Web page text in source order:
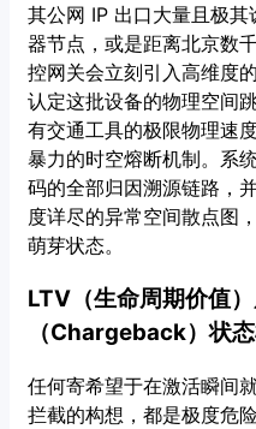
其公网 IP 出口大量且极
器节点，或是距离北京数
控网关会立刻引入高维度
认定这批设备的物理空间
有交通工具的极限物理速
暴力的时空熔断机制。系
码的全部归因溯源链路，
度详尽的异常空间散点图
萌芽状态。
LTV（生命周期价值
（Chargeback）状
任何寄希望于在激活瞬间
拦截的构想，都是极度危